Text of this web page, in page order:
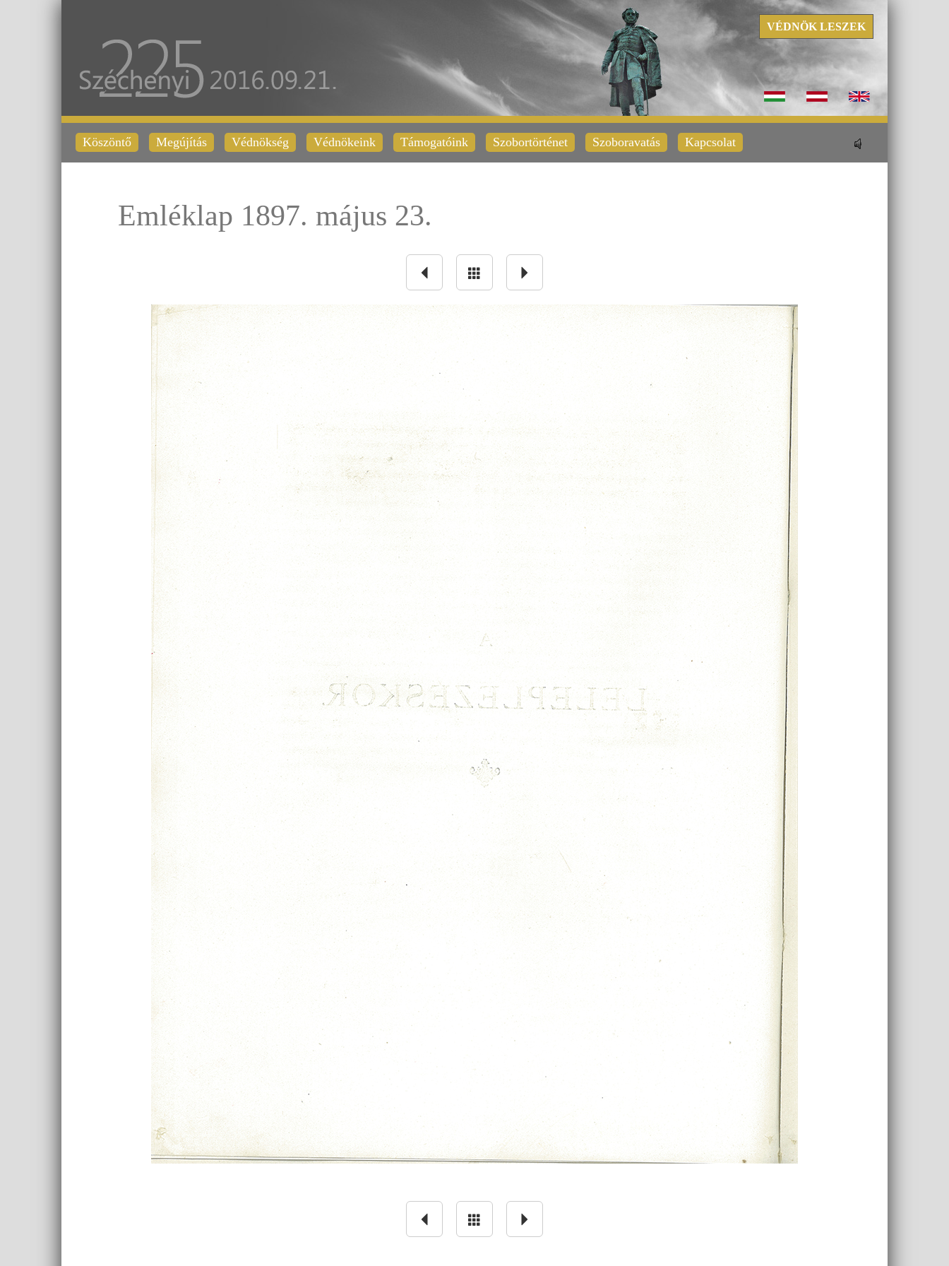
VÉDNÖK LESZEK
Köszöntő Megújítás Védnökség Védnökeink Támogatóink Szobortörténet Szoboravatás Kapcsolat
Emléklap 1897. május 23.